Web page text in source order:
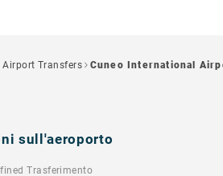
Airport Transfers Cuneo International
sull'aeroporto
Trasferimento